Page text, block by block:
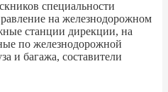
специальности
на железнодорожном
станции дирекции, на
по железнодорожной
и багажа, составители